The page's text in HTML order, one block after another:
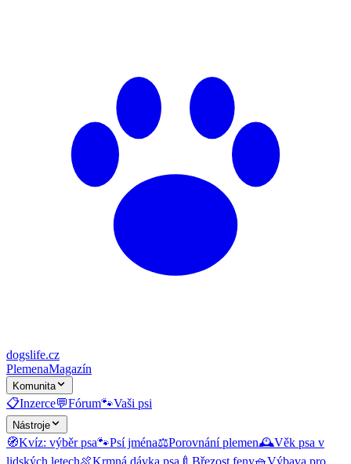
dogslife.cz
PlemenaMagazín
Komunita
📋Inzerce💬Fórum🐾Vaši psi
Nástroje
🧭Kvíz: výběr psa🐾Psí jména⚖️Porovnání plemen🕰️Věk psa v
lidských letech🍖Krmná dávka psa 🍼 Březost feny🧺Výbava pro